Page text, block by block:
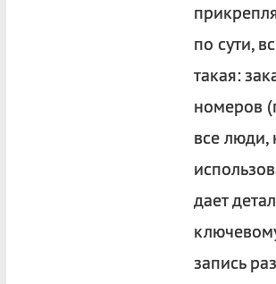
по сути,
такая:
номеров
все люди,
дает
запись